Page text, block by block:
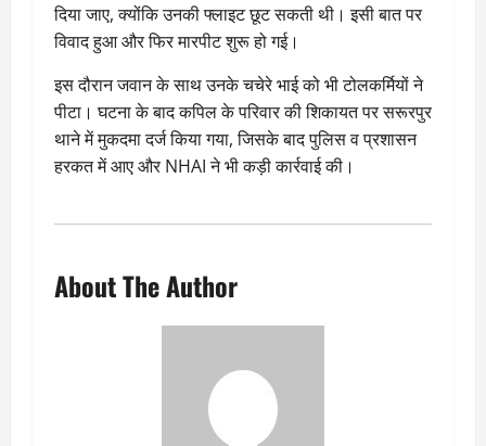
दिया जाए, क्योंकि उनकी फ्लाइट छूट सकती थी। इसी बात पर
विवाद हुआ और फिर मारपीट शुरू हो गई।
इस दौरान जवान के साथ उनके चचेरे भाई को भी टोलकर्मियों ने
पीटा। घटना के बाद कपिल के परिवार की शिकायत पर सरूरपुर
थाने में मुकदमा दर्ज किया गया, जिसके बाद पुलिस व प्रशासन
हरकत में आए और NHAI ने भी कड़ी कार्रवाई की।
About The Author